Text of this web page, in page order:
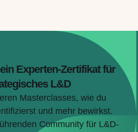
Experten-Zertifikat für
L&D
Masterclasses, wie du
und mehr bewirkst.
Community für L&D-